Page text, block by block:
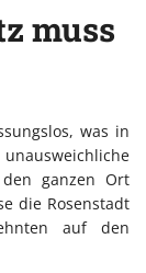
muss
was in
ganzen Ort
die Rosenstadt
auf den